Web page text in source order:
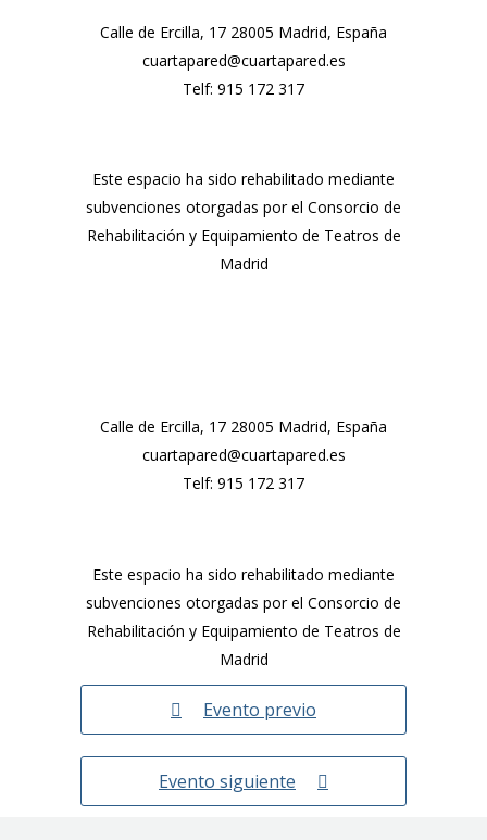
Calle de Ercilla, 17 28005 Madrid, España
cuartapared@cuartapared.es
Telf: 915 172 317
Este espacio ha sido rehabilitado mediante
subvenciones otorgadas por el Consorcio de
Rehabilitación y Equipamiento de Teatros de
Madrid
Calle de Ercilla, 17 28005 Madrid, España
cuartapared@cuartapared.es
Telf: 915 172 317
Este espacio ha sido rehabilitado mediante
subvenciones otorgadas por el Consorcio de
Rehabilitación y Equipamiento de Teatros de
Madrid
Evento previo
Evento siguiente